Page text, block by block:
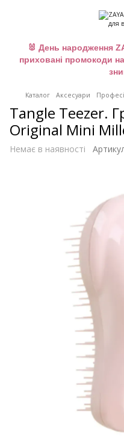
🐰 День народження
приховані промокоди
Каталог Аксесуари
Tangle Teezer.
Original Mini
Немає в наявності